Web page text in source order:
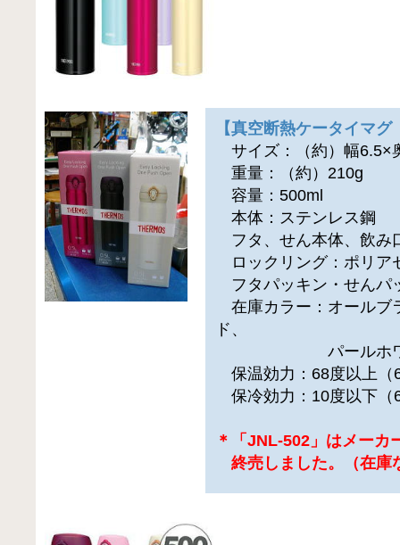
【真空断熱ケータイマ
サイズ：（約）幅6.5×
重量：（約）210g
容量：500ml
本体：ステンレス鋼
フタ、せん本体、飲み
ロックリング：ポリア
フタパッキン・せんパ
在庫カラー：オールブ
ド、
パールホワ
保温効力：68度以上（
保冷効力：10度以下（
＊「JNL-502」はメーカ
終売しました。（在庫